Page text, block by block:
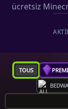
ücretsiz
TOUS